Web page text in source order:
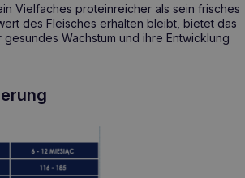
Vielfaches proteinreicher als sein frisches
des Fleisches erhalten bleibt, bietet das
Wachstum und ihre Entwicklung